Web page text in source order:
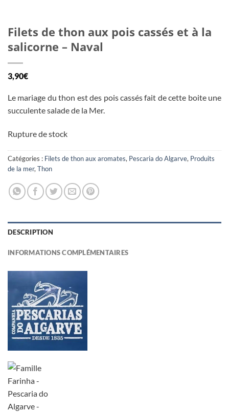
Filets de thon aux pois cassés et à la
salicorne – Naval
3,90€
Le mariage du thon est des pois cassés fait de cette boite une
succulente salade de la Mer.
Rupture de stock
Catégories : Filets de thon aux aromates, Pescaria do Algarve, Produits
de la mer,Thon
DESCRIPTION
INFORMATIONS COMPLÉMENTAIRES